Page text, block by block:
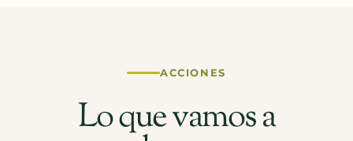
ACCIONES
Lo que vamos a